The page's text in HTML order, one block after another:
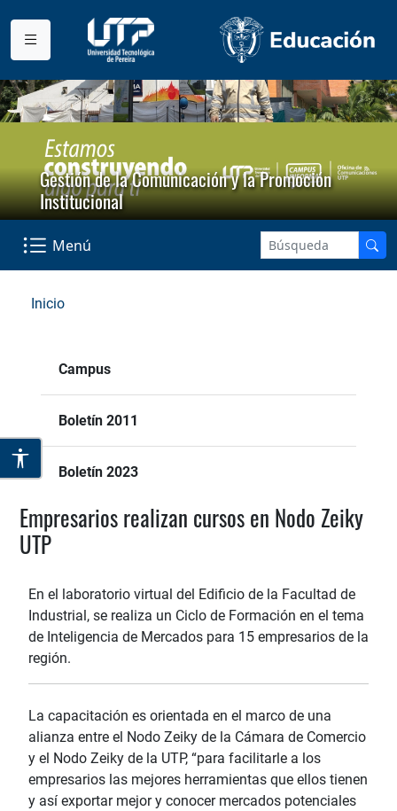
Gestión de la Comunicación y la Promoción
Institucional
Menú
Inicio
Campus
Boletín 2011
Boletín 2023
Empresarios realizan cursos en Nodo Zeiky
UTP
En el laboratorio virtual del Edificio de la Facultad de
Industrial, se realiza un Ciclo de Formación en el tema
de Inteligencia de Mercados para 15 empresarios de la
región.
La capacitación es orientada en el marco de una
alianza entre el Nodo Zeiky de la Cámara de Comercio
y el Nodo Zeiky de la UTP, “para facilitarle a los
empresarios las mejores herramientas que ellos tienen
y así exportar mejor y conocer mercados potenciales